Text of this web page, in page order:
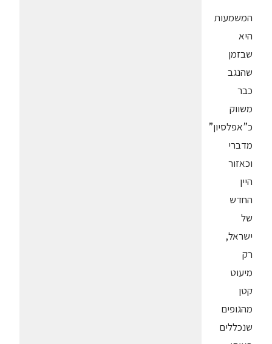
המשמעות
היא
שבזמן
שהנגב
כבר
משווק
כ”אפלסיון”
מדברי
וכאזור
היין
החדש
של
ישראל,
רק
מיעוט
קטן
מהגופים
שנכללים